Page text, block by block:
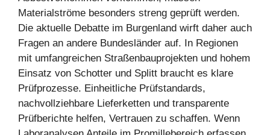
Materialströme besonders streng geprüft werden.
Die aktuelle Debatte im Burgenland wirft daher auch
Fragen an andere Bundesländer auf. In Regionen
mit umfangreichen Straßenbauprojekten und hohem
Einsatz von Schotter und Splitt braucht es klare
Prüfprozesse. Einheitliche Prüfstandards,
nachvollziehbare Lieferketten und transparente
Prüfberichte helfen, Vertrauen zu schaffen. Wenn